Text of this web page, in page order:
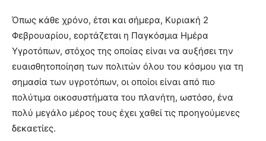
Όπως κάθε χρόνο, έτσι και σήμερα, Κυριακή 2
Φεβρουαρίου, εορτάζεται η Παγκόσμια Ημέρα
Υγροτόπων, στόχος της οποίας είναι να αυξήσει την
ευαισθητοποίηση των πολιτών όλου του κόσμου για τη
σημασία των υγροτόπων, οι οποίοι είναι από πιο
πολύτιμα οικοσυστήματα του πλανήτη, ωστόσο, ένα
πολύ μεγάλο μέρος τους έχει χαθεί τις προηγούμενες
δεκαετίες.